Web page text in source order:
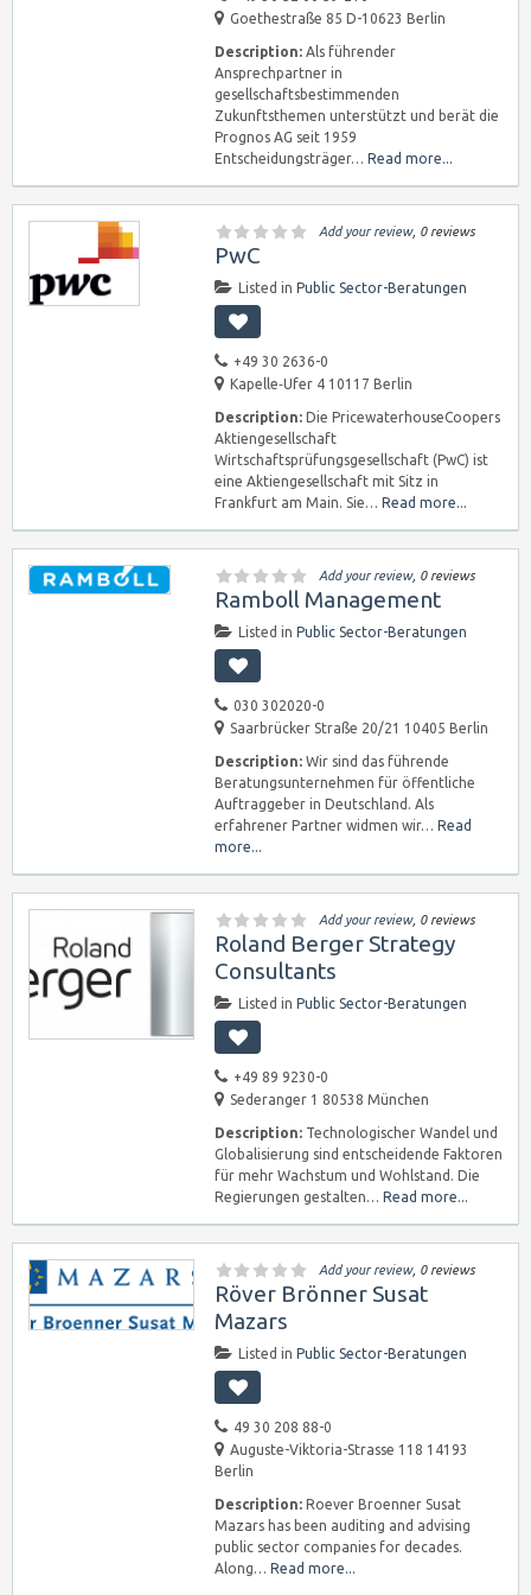
Goethestraße 85 D-10623 Berlin
Description: Als führender
Ansprechpartner in
gesellschaftsbestimmenden
Zukunftsthemen unterstützt und berät die
Prognos AG seit 1959
Entscheidungsträger… Read more...
Add your review, 0 reviews
PwC
Listed in Public Sector-Beratungen
+49 30 2636-0
Kapelle‑Ufer 4 10117 Berlin
Description: Die PricewaterhouseCoopers
Aktiengesellschaft
Wirtschaftsprüfungsgesellschaft (PwC) ist
eine Aktiengesellschaft mit Sitz in
Frankfurt am Main. Sie… Read more...
Add your review, 0 reviews
Ramboll Management
Listed in Public Sector-Beratungen
030 302020-0
Saarbrücker Straße 20/21 10405 Berlin
Description: Wir sind das führende
Beratungsunternehmen für öffentliche
Auftraggeber in Deutschland. Als
erfahrener Partner widmen wir… Read
more...
Add your review, 0 reviews
Roland Berger Strategy
Consultants
Listed in Public Sector-Beratungen
+49 89 9230-0
Sederanger 1 80538 München
Description: Technologischer Wandel und
Globalisierung sind entscheidende Faktoren
für mehr Wachstum und Wohlstand. Die
Regierungen gestalten… Read more...
Add your review, 0 reviews
Röver Brönner Susat
Mazars
Listed in Public Sector-Beratungen
49 30 208 88-0
Auguste-Viktoria-Strasse 118 14193
Berlin
Description: Roever Broenner Susat
Mazars has been auditing and advising
public sector companies for decades.
Along… Read more...